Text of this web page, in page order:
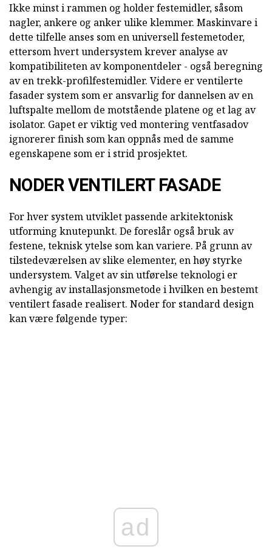
Ikke minst i rammen og holder festemidler, såsom
nagler, ankere og anker ulike klemmer. Maskinvare i
dette tilfelle anses som en universell festemetoder,
ettersom hvert undersystem krever analyse av
kompatibiliteten av komponentdeler - også beregning
av en trekk-profilfestemidler. Videre er ventilerte
fasader system som er ansvarlig for dannelsen av en
luftspalte mellom de motstående platene og et lag av
isolator. Gapet er viktig ved montering ventfasadov
ignorerer finish som kan oppnås med de samme
egenskapene som er i strid prosjektet.
NODER VENTILERT FASADE
For hver system utviklet passende arkitektonisk
utforming knutepunkt. De foreslår også bruk av
festene, teknisk ytelse som kan variere. På grunn av
tilstedeværelsen av slike elementer, en høy styrke
undersystem. Valget av sin utførelse teknologi er
avhengig av installasjonsmetode i hvilken en bestemt
ventilert fasade realisert. Noder for standard design
kan være følgende typer:
ad